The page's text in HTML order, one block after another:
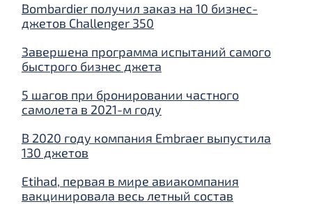
Bombardier получил заказ на 10 бизнес-
джетов Challenger 350
Завершена программа испытаний самого
быстрого бизнес джета
5 шагов при бронировании частного
самолета в 2021-м году
В 2020 году компания Embraer выпустила
130 джетов
Etihad, первая в мире авиакомпания
вакцинировала весь летный состав